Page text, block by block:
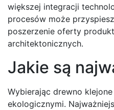
większej integracji
procesów może
poszerzenie oferty
architektonicznych.
Jakie są
Wybierając drewno
ekologicznymi.